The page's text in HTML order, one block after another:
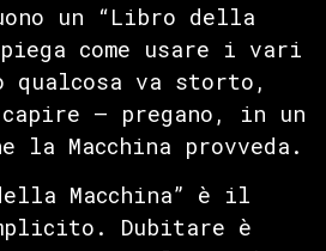
un “Libro della
come usare i vari
qualcosa va storto,
— pregano, in un
la Macchina provveda.
Macchina” è il
Dubitare è